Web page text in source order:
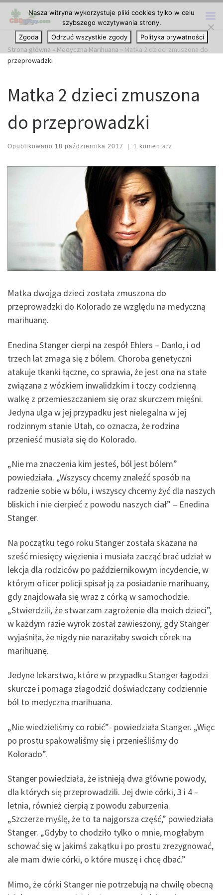
Przejdź do treści
Strona główna » Medyczna Marihuana » Matka 2 dzieci zmuszona do
przeprowadzki
Matka 2 dzieci zmuszona
do przeprowadzki
Opublikowano 18 października 2017 | 1 komentarz
Matka dwojga dzieci została zmuszona do
przeprowadzki do Kolorado ze względu na medyczną
marihuanę.
Enedina Stanger cierpi na zespół Ehlers – Danlo, i od
trzech lat zmaga się z bólem. Choroba genetyczni
atakuje tkanki łączne, co sprawia, że jest ona na stałe
związana z wózkiem inwalidzkim i toczy codzienną
walkę z przemieszczaniem się oraz skurczem mięśni.
Jedyna ulga w jej przypadku jest nielegalna w jej
rodzinnym stanie Utah, co oznacza, że rodzina
przenieść musiała się do Kolorado.
„Nie ma znaczenia kim jesteś, ból jest bólem”
powiedziała. „Wszyscy chcemy znaleźć sposób na
radzenie sobie w bólu, i wszyscy chcemy żyć dla naszych
bliskich i nie cierpieć z powodu naszych ciał” – Enedina
Stanger.
Na początku tego roku Stanger została skazana na
sześć miesięcy więzienia i musiała zacząć brać udział w
lekcja dla rodziców po październikowym incydencie, w
którym oficer policji spisał ją za posiadanie marihuany,
gdy znajdowała się wraz z córką w samochodzie.
„Stwierdzili, że stwarzam zagrożenie dla moich dzieci”,
w każdym razie wyrok został zawieszony, gdy Stanger
wyjaśniła, że nigdy nie naraziłaby swoich córek na
marihuanę.
Jedyne lekarstwo, które w przypadku Stanger łagodzi
skurcze i pomaga złagodzić doświadczany codziennie
ból to medyczna marihuana.
„Nie wiedzieliśmy co robić”- powiedziała Stanger. „Więc
po prostu spakowaliśmy się i przenieśliśmy do
Kolorado”.
Stanger powiedziała, że istnieją dwa główne powody,
dla których się przeprowadzili. Jej dwie córki, 3 i 4 –
letnia, również cierpią z powodu zaburzenia.
„Szczerze myślę, że to ta najgorsza część,” powiedziała
Stanger. „Gdyby to chodziło tylko o mnie, mogłabym
schować się w jakimś zakątku i po prostu zrezygnować,
ale mam dwie córki, o które muszę i chcę dbać.”
Mimo, że córki Stanger nie potrzebują na chwilę obecną
Nasza witryna wykorzystuje pliki cookies tylko w celu
szybszego wczytywania strony.
Zgoda
Odrzuć wszystkie zgody Polityka prywatności